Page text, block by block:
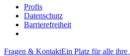
Profis
Datenschutz
Barrierefreiheit
Fragen & KontaktEin Platz für alle ihre